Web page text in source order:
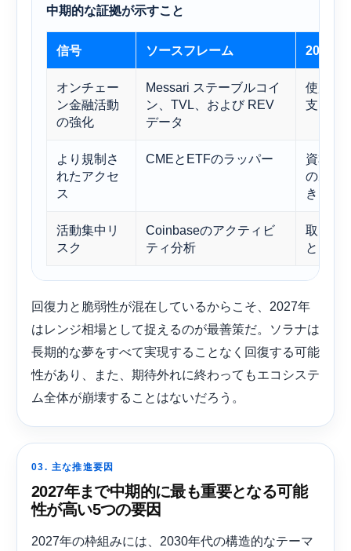
中期的な証拠が示すこと
信号 ソースフレーム 2027年
オンチェー
ン金融活動
の強化
Messari ステーブルコイ
ン、TVL、および REV
データ
使用範
支える
より規制さ
れたアクセ
ス
CMEとETFのラッパー
資本の
のポジ
きる。
活動集中リ
スク
Coinbaseのアクティビ
ティ分析
取引主
と、勢
回復力と脆弱性が混在しているからこそ、2027年
はレンジ相場として捉えるのが最善策だ。ソラナは
長期的な夢をすべて実現することなく回復する可能
性があり、また、期待外れに終わってもエコシステ
ム全体が崩壊することはないだろう。
03. 主な推進要因
2027年まで中期的に最も重要となる可能
性が高い5つの要因
2027年の枠組みには、2030年代の構造的なテーマ